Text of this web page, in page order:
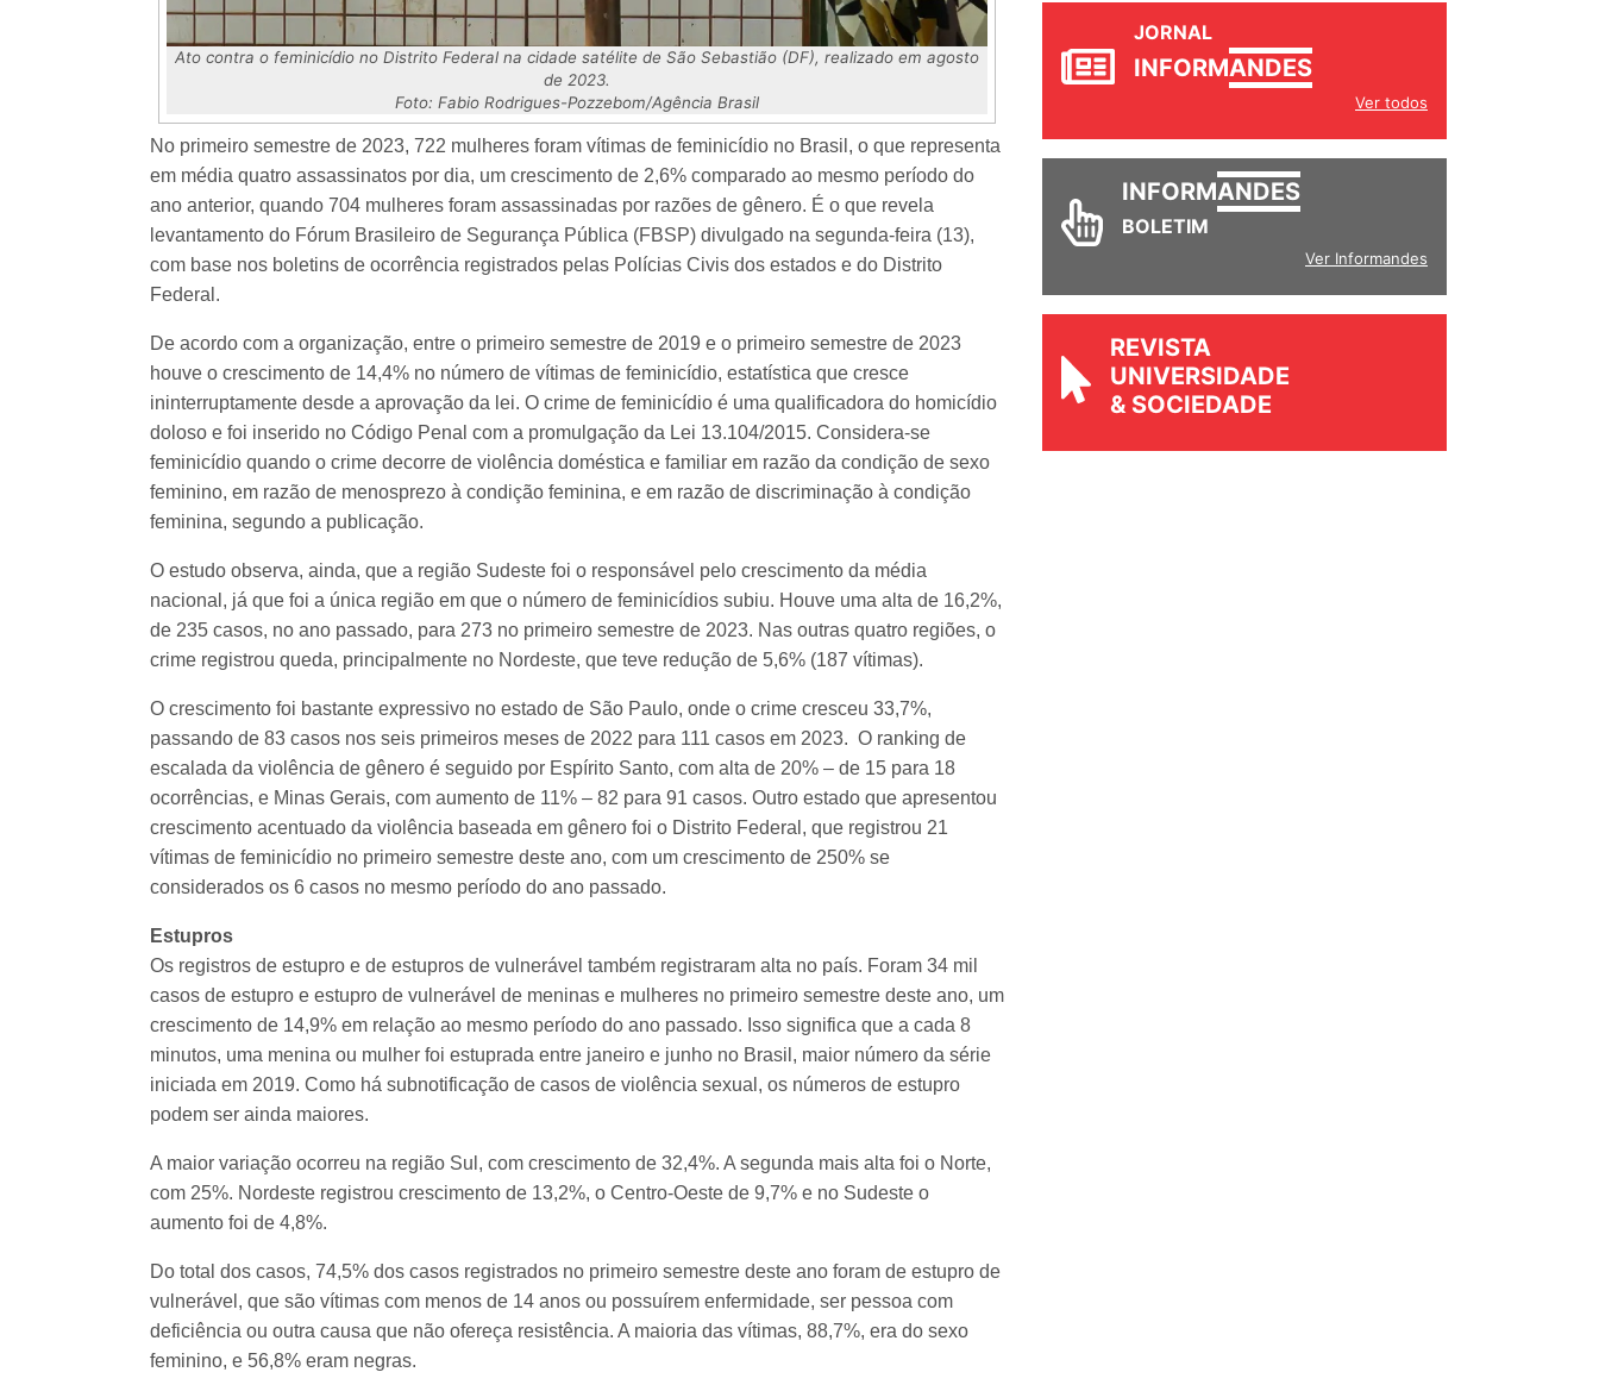
Ato contra o feminicídio no Distrito Federal na cidade satélite de São Sebastião (DF), realizado em agosto
de 2023.
Foto: Fabio Rodrigues-Pozzebom/Agência Brasil
No primeiro semestre de 2023, 722 mulheres foram vítimas de feminicídio no Brasil, o que representa
em média quatro assassinatos por dia, um crescimento de 2,6% comparado ao mesmo período do
ano anterior, quando 704 mulheres foram assassinadas por razões de gênero. É o que revela
levantamento do Fórum Brasileiro de Segurança Pública (FBSP) divulgado na segunda-feira (13),
com base nos boletins de ocorrência registrados pelas Polícias Civis dos estados e do Distrito
Federal.
De acordo com a organização, entre o primeiro semestre de 2019 e o primeiro semestre de 2023
houve o crescimento de 14,4% no número de vítimas de feminicídio, estatística que cresce
ininterruptamente desde a aprovação da lei. O crime de feminicídio é uma qualificadora do homicídio
doloso e foi inserido no Código Penal com a promulgação da Lei 13.104/2015. Considera-se
feminicídio quando o crime decorre de violência doméstica e familiar em razão da condição de sexo
feminino, em razão de menosprezo à condição feminina, e em razão de discriminação à condição
feminina, segundo a publicação.
O estudo observa, ainda, que a região Sudeste foi o responsável pelo crescimento da média
nacional, já que foi a única região em que o número de feminicídios subiu. Houve uma alta de 16,2%,
de 235 casos, no ano passado, para 273 no primeiro semestre de 2023. Nas outras quatro regiões, o
crime registrou queda, principalmente no Nordeste, que teve redução de 5,6% (187 vítimas).
O crescimento foi bastante expressivo no estado de São Paulo, onde o crime cresceu 33,7%,
passando de 83 casos nos seis primeiros meses de 2022 para 111 casos em 2023. O ranking de
escalada da violência de gênero é seguido por Espírito Santo, com alta de 20% – de 15 para 18
ocorrências, e Minas Gerais, com aumento de 11% – 82 para 91 casos. Outro estado que apresentou
crescimento acentuado da violência baseada em gênero foi o Distrito Federal, que registrou 21
vítimas de feminicídio no primeiro semestre deste ano, com um crescimento de 250% se
considerados os 6 casos no mesmo período do ano passado.
Estupros
Os registros de estupro e de estupros de vulnerável também registraram alta no país. Foram 34 mil
casos de estupro e estupro de vulnerável de meninas e mulheres no primeiro semestre deste ano, um
crescimento de 14,9% em relação ao mesmo período do ano passado. Isso significa que a cada 8
minutos, uma menina ou mulher foi estuprada entre janeiro e junho no Brasil, maior número da série
iniciada em 2019. Como há subnotificação de casos de violência sexual, os números de estupro
podem ser ainda maiores.
A maior variação ocorreu na região Sul, com crescimento de 32,4%. A segunda mais alta foi o Norte,
com 25%. Nordeste registrou crescimento de 13,2%, o Centro-Oeste de 9,7% e no Sudeste o
aumento foi de 4,8%.
Do total dos casos, 74,5% dos casos registrados no primeiro semestre deste ano foram de estupro de
vulnerável, que são vítimas com menos de 14 anos ou possuírem enfermidade, ser pessoa com
deficiência ou outra causa que não ofereça resistência. A maioria das vítimas, 88,7%, era do sexo
feminino, e 56,8% eram negras.
JORNAL
Ver todos
INFORM
Ver Informandes
REVISTA
UNIVERSIDADE